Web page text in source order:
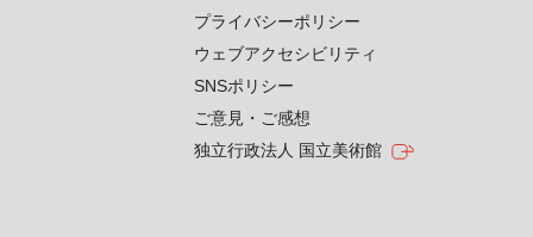
プライバシーポリシー
ウェブアクセシビリティ
SNSポリシー
ご意見・ご感想
独立行政法人 国立美術館